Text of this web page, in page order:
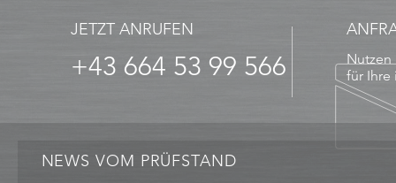
JETZT ANRUFEN
+43 664 53 99 566
Nutzen
für
NEWS VOM PRÜFSTAND